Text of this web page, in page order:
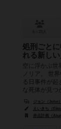
処刑ごと
れる新しい
空に浮かぶ
ノリア。 世
る日事件が起
な死体が見つ
ジョン（John）
えいきち（
赤点計画（